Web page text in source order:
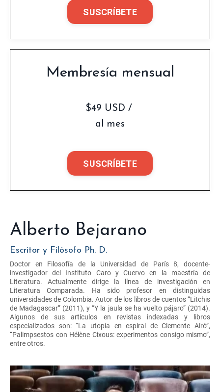
SUSCRÍBETE
Membresía mensual
$49 USD /
al mes
SUSCRÍBETE
Alberto Bejarano
Escritor y Filósofo Ph. D.
Doctor en Filosofía de la Universidad de París 8, docente-
investigador del Instituto Caro y Cuervo en la maestría de
Literatura. Actualmente dirige la línea de investigación en
Literatura Comparada. Ha sido profesor en distinguidas
universidades de Colombia. Autor de los libros de cuentos “Litchis
de Madagascar” (2011), y “Y la jaula se ha vuelto pájaro” (2014).
Algunos de sus artículos en revistas indexadas y libros
especializados son: “La utopía en espiral de Clemente Airó”,
“Palimpsestos con Hélène Cixous: experimentos consigo mismo”,
entre otros.